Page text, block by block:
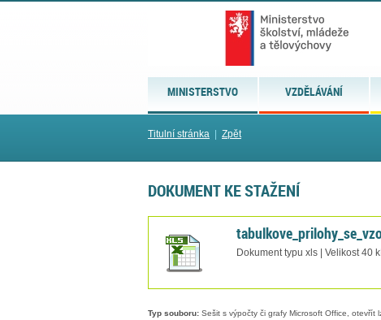
MINISTERSTVO VZDĚLÁVÁNÍ
Titulní stránka Zpět
DOKUMENT KE STAŽENÍ
Dokument typu xls | Velikost 40
Typ souboru: Sešit s výpočty či grafy Microsoft Office, otevřít